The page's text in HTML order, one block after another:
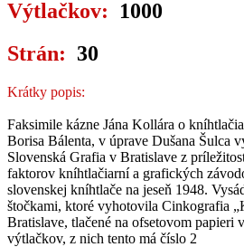
Výtlačkov: 1000
Strán: 30
Krátky popis:
Faksimile kázne Jána Kollára o
Borisa Bálenta, v úprave Dušana Šulca
Slovenská Grafia v Bratislave z
faktorov kníhtlačiarní a grafických
slovenskej kníhtlače na jeseň 1948.
štočkami, ktoré vyhotovila Cinkografia
Bratislave, tlačené na ofsetovom papieri
výtlačkov, z nich tento má číslo 2